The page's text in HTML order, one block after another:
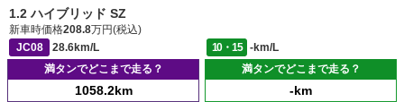
1.2 ハイブリッド SZ
新車時価格208.8万円(税込)
JC08
28.6km/L 10・15
-km/L
満タンでどこまで走る？
1058.2km
満タンでどこまで走る？
-km